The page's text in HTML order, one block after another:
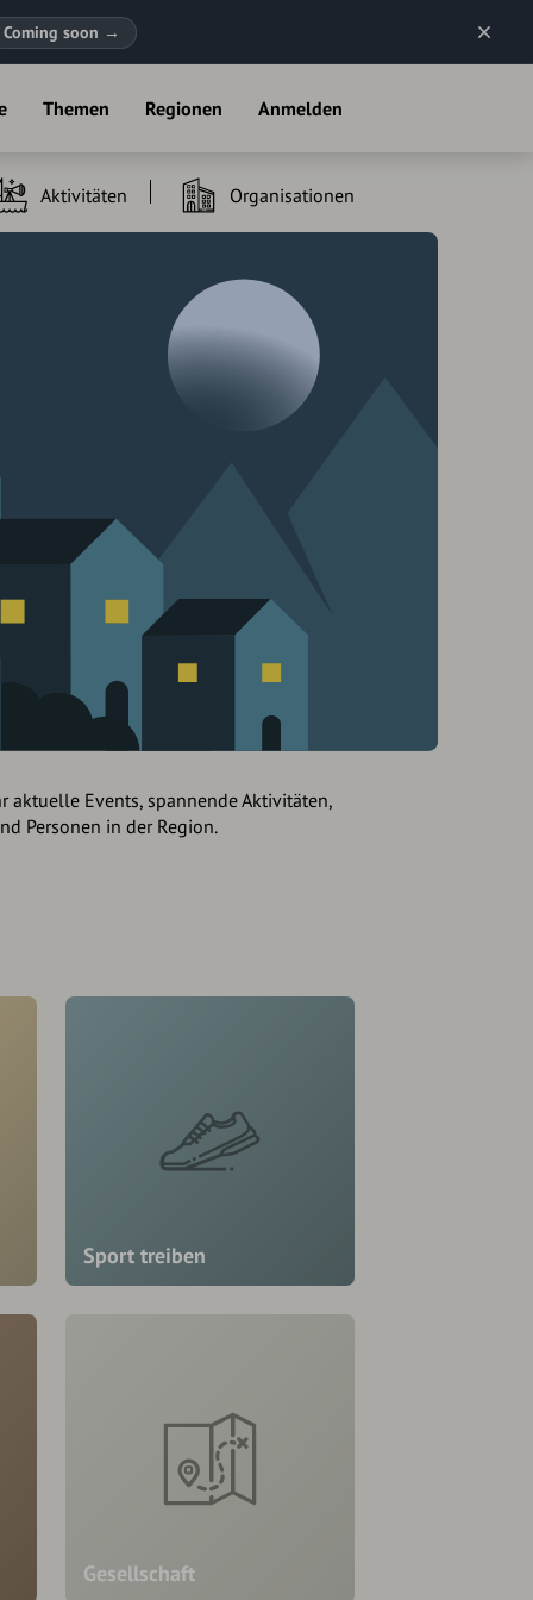
Coming soon →
Themen Regionen Anmelden
Aktivitäten Organisationen
aktuelle Events, spannende Aktivitäten,
Personen in der Region.
Sport treiben
Gesellschaft